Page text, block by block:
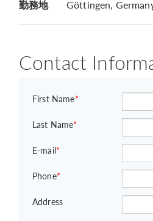
勤務地
Göttingen,
Contact
First Name*
Last Name*
E-mail*
Phone*
Address